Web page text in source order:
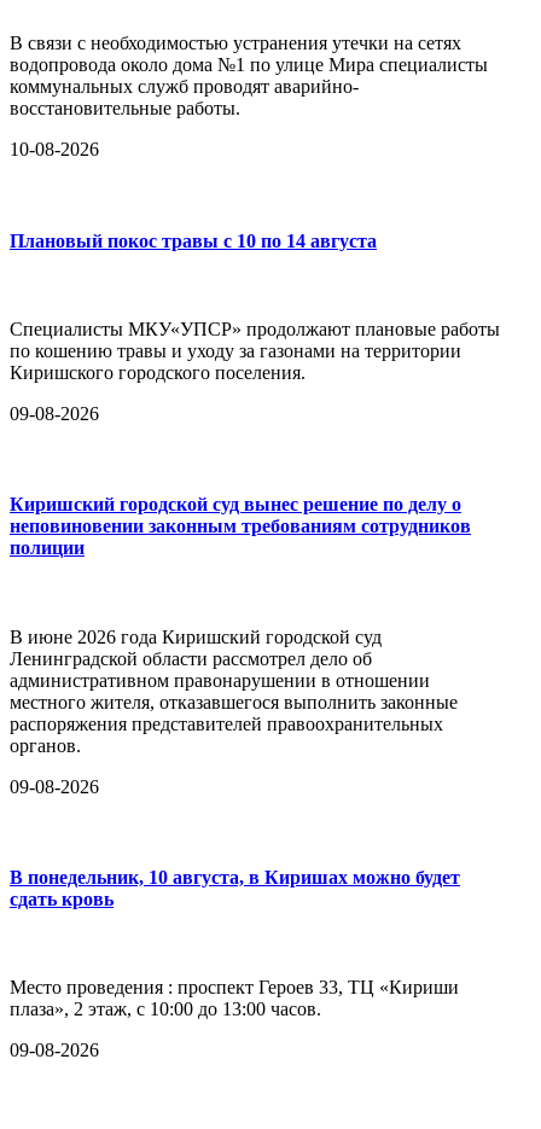
В связи с необходимостью устранения утечки на сетях
водопровода около дома №1 по улице Мира специалисты
коммунальных служб проводят аварийно-
восстановительные работы.
10-08-2026
Плановый покос травы с 10 по 14 августа
Специалисты МКУ«УПСР» продолжают плановые работы
по кошению травы и уходу за газонами на территории
Киришского городского поселения.
09-08-2026
Киришский городской суд вынес решение по делу о
неповиновении законным требованиям сотрудников
полиции
В июне 2026 года Киришский городской суд
Ленинградской области рассмотрел дело об
административном правонарушении в отношении
местного жителя, отказавшегося выполнить законные
распоряжения представителей правоохранительных
органов.
09-08-2026
В понедельник, 10 августа, в Киришах можно будет
сдать кровь
Место проведения : проспект Героев 33, ТЦ «Кириши
плаза», 2 этаж, с 10:00 до 13:00 часов.
09-08-2026